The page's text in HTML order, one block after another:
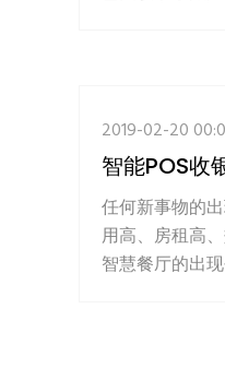
2019-02-20
智能POS收
任何新事物的
用高、房租高
智慧餐厅的出